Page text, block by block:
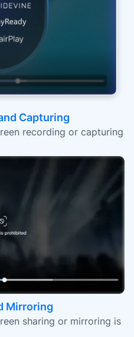
Capturing
recording or capturing
Mirroring
sharing or mirroring is